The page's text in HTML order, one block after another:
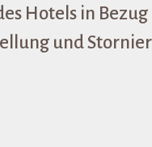
Hotels in
und